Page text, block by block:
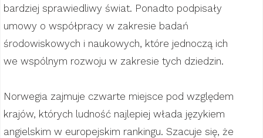
bardziej sprawiedliwy świat. Ponadto podpisały
umowy o współpracy w zakresie badań
środowiskowych i naukowych, które jednoczą ich
we wspólnym rozwoju w zakresie tych dziedzin.
Norwegia zajmuje czwarte miejsce pod względem
krajów, których ludność najlepiej włada językiem
angielskim w europejskim rankingu. Szacuje się, że